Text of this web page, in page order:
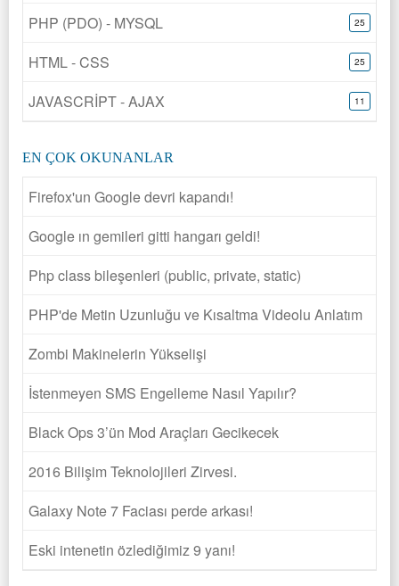
PHP (PDO) - MYSQL 25
HTML - CSS 25
JAVASCRİPT - AJAX 11
EN ÇOK OKUNANLAR
Firefox'un Google devri kapandı!
Google ın gemileri gitti hangarı geldi!
Php class bileşenleri (public, private, static)
PHP'de Metin Uzunluğu ve Kısaltma Videolu Anlatım
Zombi Makinelerin Yükselişi
İstenmeyen SMS Engelleme Nasıl Yapılır?
Black Ops 3’ün Mod Araçları Gecikecek
2016 Bilişim Teknolojileri Zirvesi.
Galaxy Note 7 Faciası perde arkası!
Eski intenetin özlediğimiz 9 yanı!